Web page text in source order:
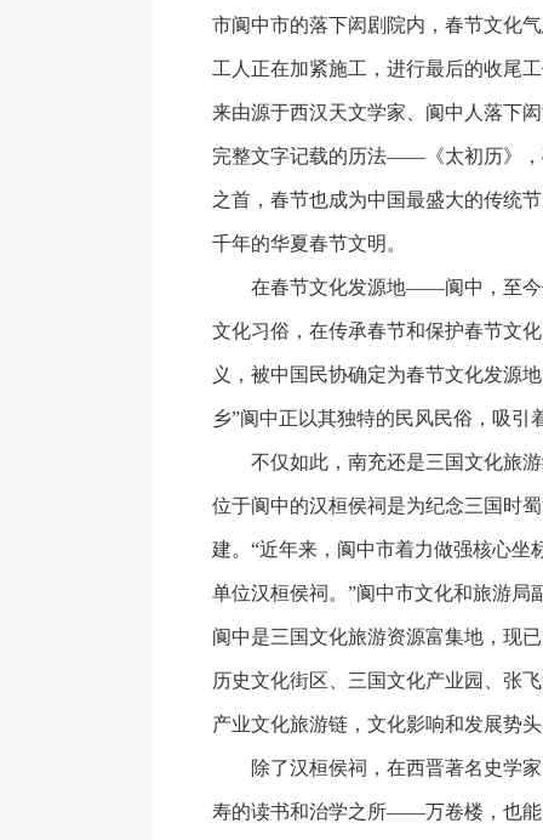
市阆中市的落下闳剧院内，春节文化
工人正在加紧施工，进行最后的收尾
来由源于西汉天文学家、阆中人落下
完整文字记载的历法——《太初历》
之首，春节也成为中国最盛大的传统
千年的华夏春节文明。
在春节文化发源地——阆中，至今
文化习俗，在传承春节和保护春节文
义，被中国民协确定为春节文化发源
乡”阆中正以其独特的民风民俗，吸引
不仅如此，南充还是三国文化旅游
位于阆中的汉桓侯祠是为纪念三国时
建。“近年来，阆中市着力做强核心坐
单位汉桓侯祠。”阆中市文化和旅游局
阆中是三国文化旅游资源富集地，现
历史文化街区、三国文化产业园、张
产业文化旅游链，文化影响和发展势
除了汉桓侯祠，在西晋著名史学家
寿的读书和治学之所——万卷楼，也